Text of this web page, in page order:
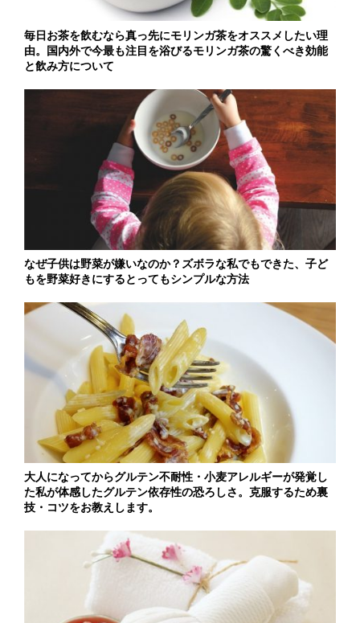
毎日お茶を飲むなら真っ先にモリンガ茶をオススメしたい理
由。国内外で今最も注目を浴びるモリンガ茶の驚くべき効能
と飲み方について
なぜ子供は野菜が嫌いなのか？ズボラな私でもできた、子ど
もを野菜好きにするとってもシンプルな方法
大人になってからグルテン不耐性・小麦アレルギーが発覚し
た私が体感したグルテン依存性の恐ろしさ。克服するため裏
技・コツをお教えします。